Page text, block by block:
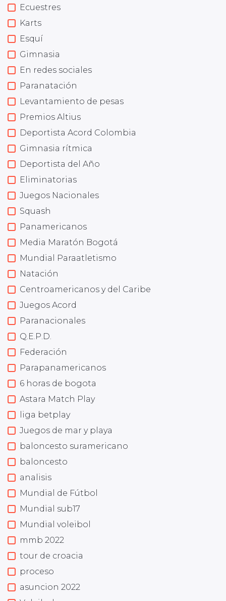
Ecuestres
Karts
Esquí
Gimnasia
En redes sociales
Paranatación
Levantamiento de pesas
Premios Altius
Deportista Acord Colombia
Gimnasia rítmica
Deportista del Año
Eliminatorias
Juegos Nacionales
Squash
Panamericanos
Media Maratón Bogotá
Mundial Paraatletismo
Natación
Centroamericanos y del Caribe
Juegos Acord
Paranacionales
Q.E.P.D.
Federación
Parapanamericanos
6 horas de bogota
Astara Match Play
liga betplay
Juegos de mar y playa
baloncesto suramericano
baloncesto
analisis
Mundial de Fútbol
Mundial sub17
Mundial voleibol
mmb 2022
tour de croacia
proceso
asuncion 2022